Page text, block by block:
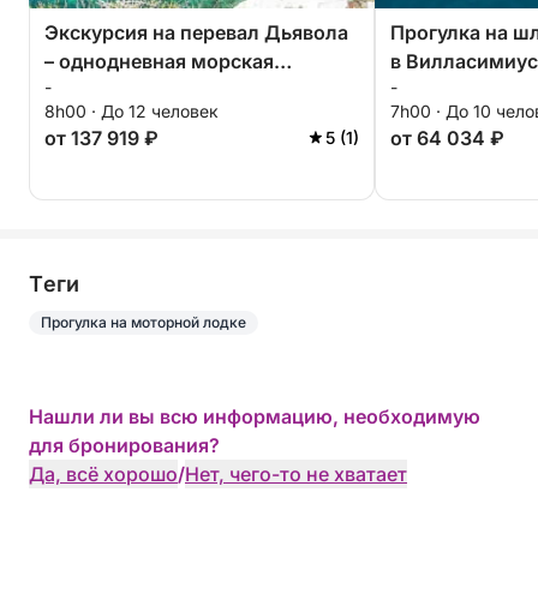
Экскурсия на перевал Дьявола
– однодневная морская
прогулка вдоль побережья
Кальяри.
-
8h00 · До 12 человек
от 137 919 ₽ 5 (1)
Прогулка на
в
и кристально
-
7h00 · До 10
от 64 034 ₽
Tеги
Прогулка на моторной лодке
Нашли ли вы всю информацию, необходимую
для бронирования?
Да, всё хорошо/Нет, чего-то не хватает